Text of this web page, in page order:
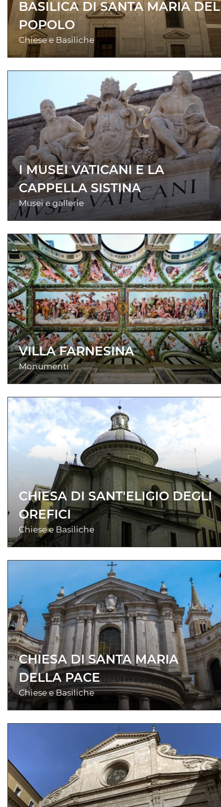
BASILICA DI SANTA MARIA DEL
POPOLO
Chiese e Basiliche
I MUSEI VATICANI E LA
CAPPELLA SISTINA
Musei e gallerie
VILLA FARNESINA
Monumenti
CHIESA DI SANT'ELIGIO DEGLI
OREFICI
Chiese e Basiliche
CHIESA DI SANTA MARIA
DELLA PACE
Chiese e Basiliche